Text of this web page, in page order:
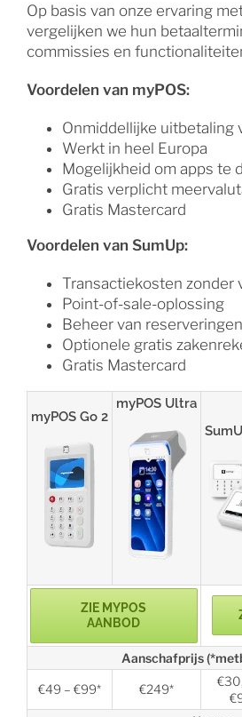
Op basis van onze ervaring
vergelijken we hun
commissies en
Voordelen van myPOS:
Onmiddellijke uitbetaling
Werkt in heel Europa
Mogelijkheid om apps te
Gratis verplicht
Gratis Mastercard
Voordelen van SumUp:
Transactiekosten zonder
Point-of-sale-oplossing
Beheer van reserveringen
Optionele gratis
Gratis Mastercard
myPOS Go 2
myPOS Ultra
ZIE MYPOS
AANBOD
Aanschafprijs
€49 – €99* €249*